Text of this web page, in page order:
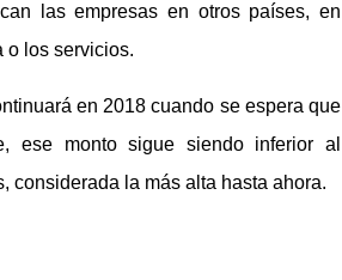
las empresas en otros países, en
o los servicios.
en 2018 cuando se espera que
ese monto sigue siendo inferior al
considerada la más alta hasta ahora.